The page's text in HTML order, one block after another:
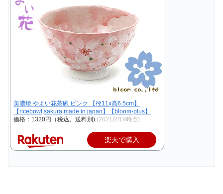
美濃焼 やよい花茶碗 ピンク 【径11x高6.5cm】
【ricebowl,sakura,made in japan】【bloom-plus】
価格：1320円（税込、送料別) (2021/2/19時点)
楽天で購入